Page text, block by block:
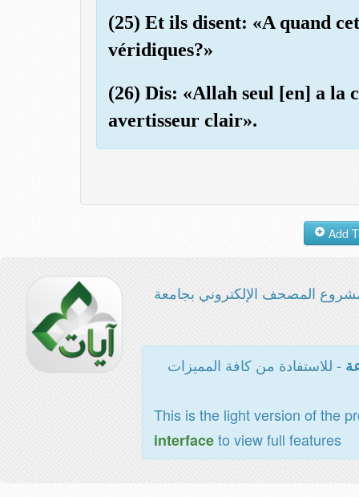
(25) Et ils disent: «A quand
véridiques?»
(26) Dis: «Allah seul [en] a la
avertisseur clair».
المصحف الإلكتروني بجامعة
- للاستفادة من كافة المميزات
This is the light version of the
interfaceto view full features